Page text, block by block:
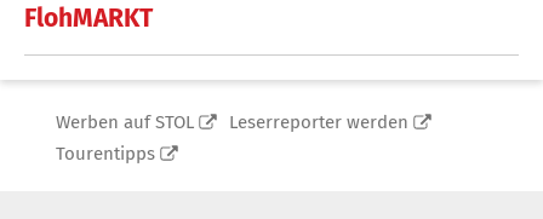
FlohMARKT
Werben auf STOL
Leserreporter werden
Tourentipps